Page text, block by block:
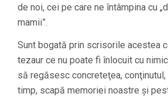
de noi, cei pe care ne întâmpina cu
mamii”.
Sunt bogată prin scrisorile acestea
tezaur ce nu poate fi înlocuit cu
să regăsesc concreteţea, conţinutul,
timp, scapă memoriei noastre şi